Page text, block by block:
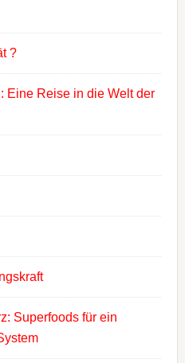
?
Eine Reise in die Welt der
Superfoods für ein